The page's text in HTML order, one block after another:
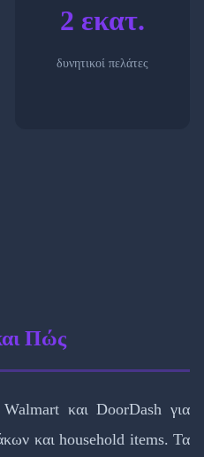
2 εκατ.
δυνητικοί πελάτες
Πώς
και DoorDash για
και household items. Τα